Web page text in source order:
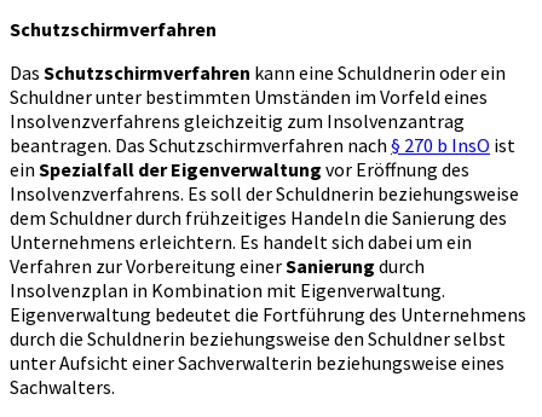
Schutzschirmverfahren
Das Schutzschirmverfahren kann eine Schuldnerin oder ein
Schuldner unter bestimmten Umständen im Vorfeld eines
Insolvenzverfahrens gleichzeitig zum Insolvenzantrag
beantragen. Das Schutzschirmverfahren nach § 270 b InsO ist
ein Spezialfall der Eigenverwaltung vor Eröffnung des
Insolvenzverfahrens. Es soll der Schuldnerin beziehungsweise
dem Schuldner durch frühzeitiges Handeln die Sanierung des
Unternehmens erleichtern. Es handelt sich dabei um ein
Verfahren zur Vorbereitung einerSanierung durch
Insolvenzplan in Kombination mit Eigenverwaltung.
Eigenverwaltung bedeutet die Fortführung des Unternehmens
durch die Schuldnerin beziehungsweise den Schuldner selbst
unter Aufsicht einer Sachverwalterin beziehungsweise eines
Sachwalters.